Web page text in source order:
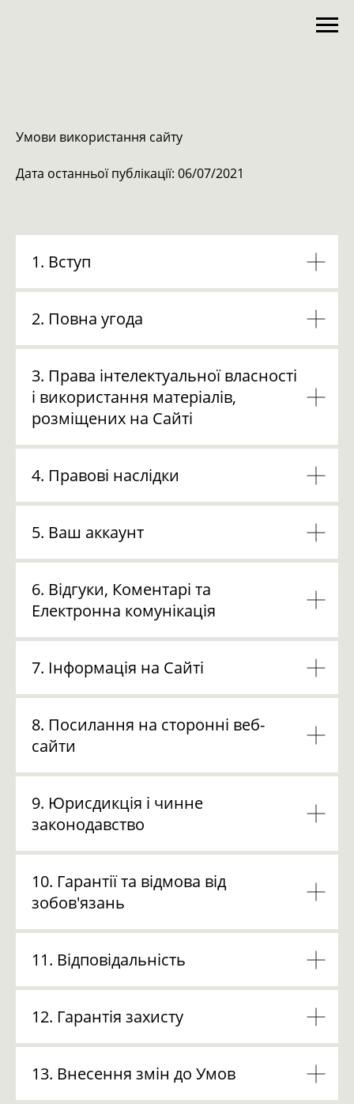
Умови використання сайту
Дата останньої публікації: 06/07/2021
1. Вступ
2. Повна угода
3. Права інтелектуальної власності
і використання матеріалів,
розміщених на Сайті
4. Правові наслідки
5. Ваш аккаунт
6. Відгуки, Коментарі та
Електронна комунікація
7. Інформація на Сайті
8. Посилання на сторонні веб-
сайти
9. Юрисдикція і чинне
законодавство
10. Гарантії та відмова від
зобов'язань
11. Відповідальність
12. Гарантія захисту
13. Внесення змін до Умов